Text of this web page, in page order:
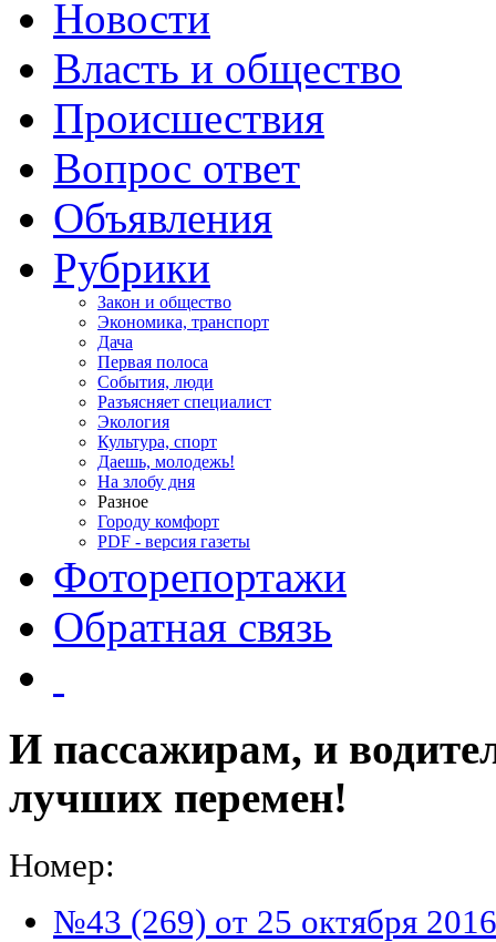
Новости
Власть и общество
Происшествия
Вопрос ответ
Объявления
Рубрики
Закон и общество
Экономика, транспорт
Дача
Первая полоса
События, люди
Разъясняет специалист
Экология
Культура, спорт
Даешь, молодежь!
На злобу дня
Разное
Городу комфорт
PDF - версия газеты
Фоторепортажи
Обратная связь
И пассажирам, и
лучших перемен!
Номер:
№43 (269) от 25 октября 2016